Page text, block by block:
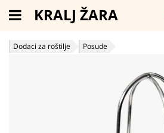
KRALJ ŽARA
Dodaci za roštilje Posude